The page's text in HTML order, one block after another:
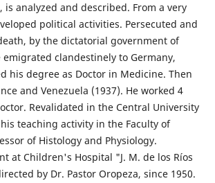
analyzed and described. From a very
political activities. Persecuted and
by the dictatorial government of
emigrated clandestinely to Germany,
his degree as Doctor in Medicine. Then
and Venezuela (1937). He worked 4
Revalidated in the Central University
teaching activity in the Faculty of
of Histology and Physiology.
at Children's Hospital "J. M. de los Ríos
by Dr. Pastor Oropeza, since 1950.